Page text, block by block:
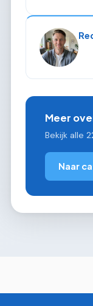
Meer
Bekijk alle
Naar